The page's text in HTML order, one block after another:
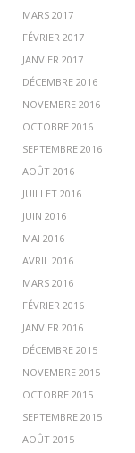
MARS 2017
FÉVRIER 2017
JANVIER 2017
DÉCEMBRE 2016
NOVEMBRE 2016
OCTOBRE 2016
SEPTEMBRE 2016
AOÛT 2016
JUILLET 2016
JUIN 2016
MAI 2016
AVRIL 2016
MARS 2016
FÉVRIER 2016
JANVIER 2016
DÉCEMBRE 2015
NOVEMBRE 2015
OCTOBRE 2015
SEPTEMBRE 2015
AOÛT 2015